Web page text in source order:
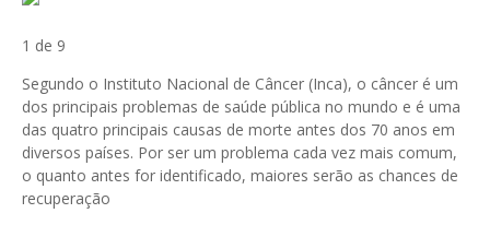
1 de 9
Segundo o Instituto Nacional de Câncer (Inca), o câncer é um
dos principais problemas de saúde pública no mundo e é uma
das quatro principais causas de morte antes dos 70 anos em
diversos países. Por ser um problema cada vez mais comum,
o quanto antes for identificado, maiores serão as chances de
recuperação